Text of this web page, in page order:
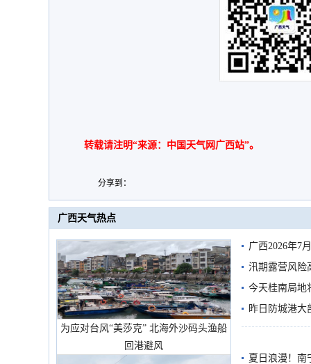
转载请注明“来源：中国天气网广西站”。
分享到：
广西天气热点
为应对台风“美莎克” 北海外沙码头渔船
回港避风
广西2026年7
汛期露营风险
今天桂南局地
需继续防范
昨日防城港大
雨
夏日浪漫！南